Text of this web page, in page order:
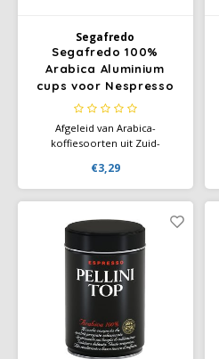
Segafredo
Segafredo 100%
Arabica Aluminium
cups voor Nespresso
10x
Afgeleid van Arabica-
koffiesoorten uit Zuid-
Arabica-aluminiumcapsule u
een koffie met bloemige
aroma's en chocoladetonen.
€3,29